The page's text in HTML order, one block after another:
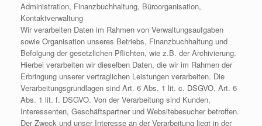
Administration, Finanzbuchhaltung, Büroorganisation,
Kontaktverwaltung
Wir verarbeiten Daten im Rahmen von Verwaltungsaufgaben
sowie Organisation unseres Betriebs, Finanzbuchhaltung und
Befolgung der gesetzlichen Pflichten, wie z.B. der Archivierung.
Hierbei verarbeiten wir dieselben Daten, die wir im Rahmen der
Erbringung unserer vertraglichen Leistungen verarbeiten. Die
Verarbeitungsgrundlagen sind Art. 6 Abs. 1 lit. c. DSGVO, Art. 6
Abs. 1 lit. f. DSGVO. Von der Verarbeitung sind Kunden,
Interessenten, Geschäftspartner und Websitebesucher betroffen.
Der Zweck und unser Interesse an der Verarbeitung liegt in der